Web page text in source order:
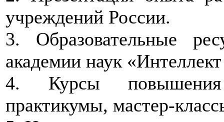
учреждений России.
3. Образовательные
академии наук
4. Курсы повышения
практикумы, мастер-